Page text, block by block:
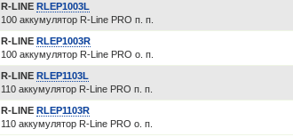
R-LINE RLEP1003L
100 аккумулятор R-Line PRO п. п.
R-LINE RLEP1003R
100 аккумулятор R-Line PRO о. п.
R-LINE RLEP1103L
110 аккумулятор R-Line PRO п. п.
R-LINE RLEP1103R
110 аккумулятор R-Line PRO о. п.